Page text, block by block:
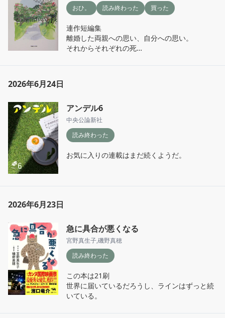
おひ。
読み終わった 買った
連作短編集
離婚した両親への思い、自分への思い。
それからそれぞれの死
作品だった
2026年6月24日
アンデル6
中央公論新社
読み終わった
お気に入りの連載はまだ続くようだ。
2026年6月23日
急に具合が悪くなる
宮野真生子,磯野真穂
読み終わった
この本は21刷
世界に届いているだろうし、ラインはずっと続
いている。